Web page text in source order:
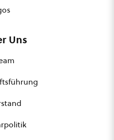
Uns